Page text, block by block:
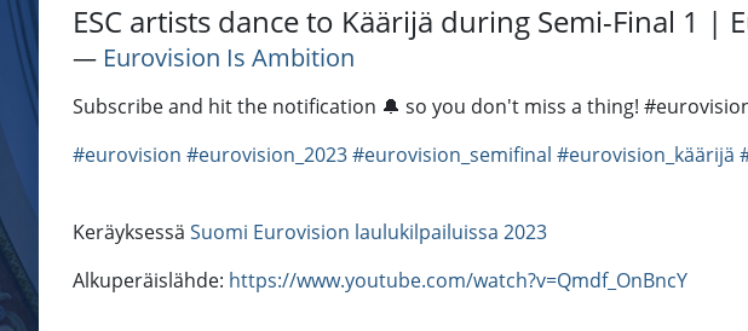
ESC artists dance to Käärijä during Semi-Final 1 |
― Eurovision Is Ambition
Subscribe and hit the notification 🔔 so you don't miss a thing!
#eurovision #eurovision_2023#eurovision_semifinal #eurovision_käärijä
Keräyksessä Suomi Eurovision laulukilpailuissa 2023
Alkuperäislähde: https://www.youtube.com/watch?v=Qmdf_OnBncY